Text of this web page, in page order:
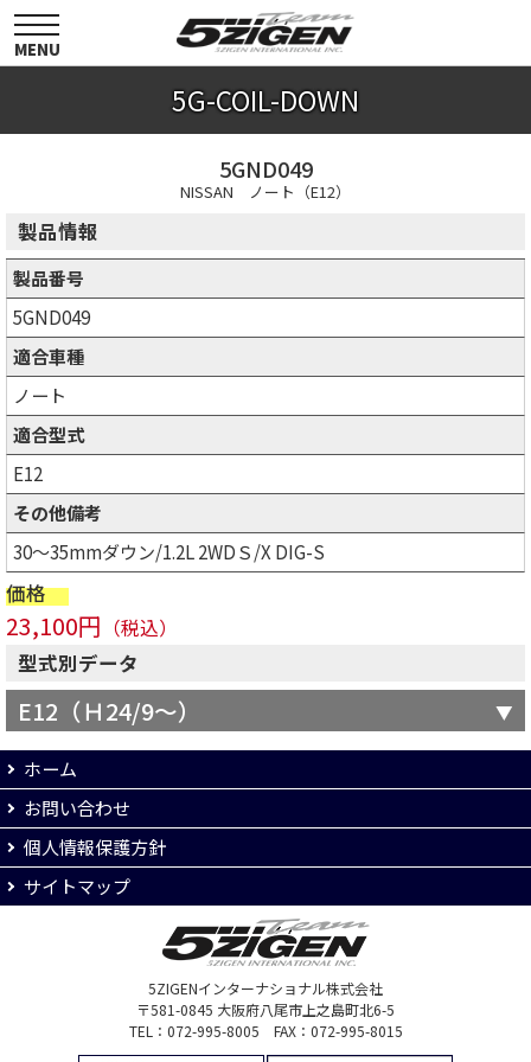
toggle
navigation
MENU
5G-COIL-DOWN
5GND049
NISSAN ノート（E12）
製品情報
製品番号
5GND049
適合車種
ノート
適合型式
E12
その他備考
30～35mmダウン/1.2L 2WDＳ/X DIG-S
価格
23,100円 （税込）
型式別データ
E12（Ｈ24/9～）
ホーム
お問い合わせ
個人情報保護方針
サイトマップ
5ZIGENインターナショナル株式会社
〒581-0845 大阪府八尾市上之島町北6-5
TEL：072-995-8005 FAX：072-995-8015